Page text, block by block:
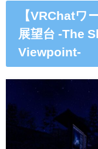
【VRChatワ
展望台 -The
Viewpoint-